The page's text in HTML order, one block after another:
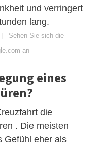
und verringert
lang.
Sehen Sie sich die
an
eines
die
. Die meisten
Gefühl eher als